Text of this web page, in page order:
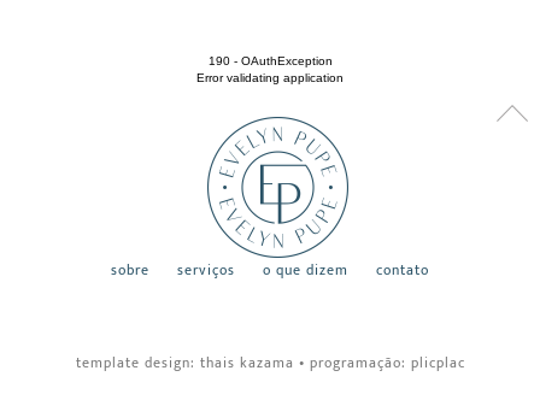
190 - OAuthException
Error validating application
sobre serviços o que dizem contato
template design: thais kazama • programação: plicplac